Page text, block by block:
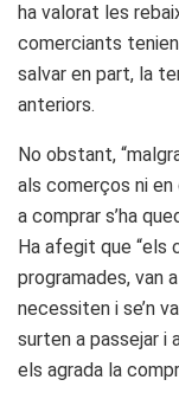
ha valorat les
comerciants
salvar en part, la
anteriors.
No obstant,
als comerços ni en
a comprar s’ha
Ha afegit que “els
programades, van
necessiten i se’n
surten a passejar i
els agrada la